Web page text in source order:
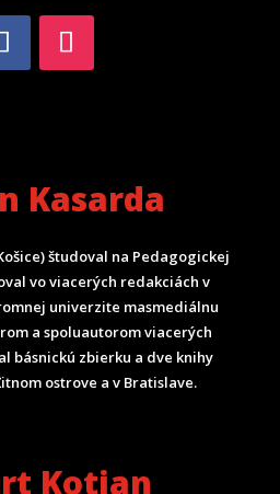
Kasarda
študoval na Pedagogickej
vo viacerých redakciách v
univerzite masmediálnu
a spoluautorom viacerých
básnickú zbierku a dve knihy
ostrove a v Bratislave.
Kotian